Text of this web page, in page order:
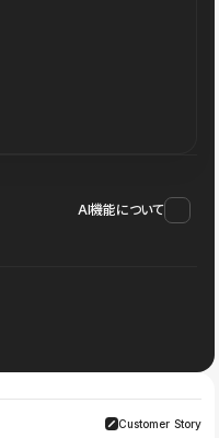
AI機能について
Customer Story